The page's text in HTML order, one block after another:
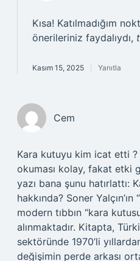
Kısa! Katılmadığım
önerileriniz faydalıydı,
Kasım 15, 2025 Yanıtla
Cem
Kara kutuyu kim icat etti ?
okuması kolay, fakat etki
yazı bana şunu hatırlattı:
hakkında? Soner
modern tıbbın “kara
alınmaktadır. Kitapta,
sektöründe 1970’li
değişimin perde arkası